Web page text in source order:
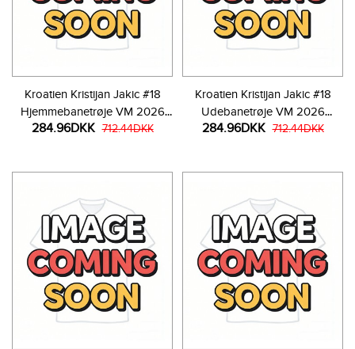
Kroatien Kristijan Jakic #18
Hjemmebanetrøje VM 2026
Kortærmet
284.96DKK 712.44DKK
Kroatien Kristijan Jakic #18
Udebanetrøje VM 2026
Kortærmet
284.96DKK 712.44DKK